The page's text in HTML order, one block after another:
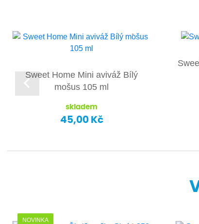
Sweet Home Mini aviváž Bílý
mošus 105 ml
skladem
45,00 Kč
NOVINKA